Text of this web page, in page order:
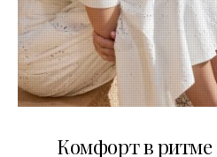
Комфорт в ритме